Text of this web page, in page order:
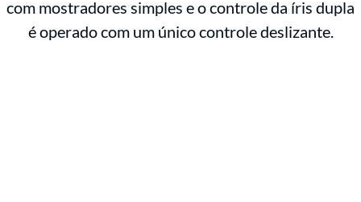
com mostradores simples e o controle da íris dupla
é operado com um único controle deslizante.